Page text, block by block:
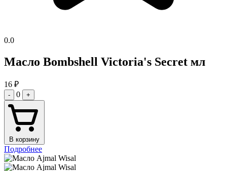
0.0
Масло Bombshell Victoria's Secret мл
16 ₽
- 0 +
В корзину
Подробнее